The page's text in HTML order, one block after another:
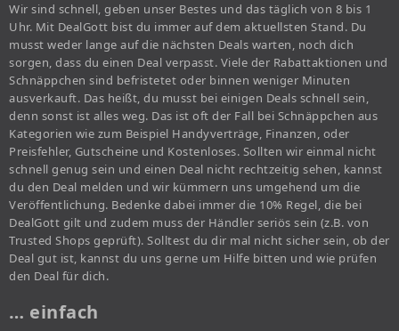
Wir sind schnell, geben unser Bestes und das täglich von 8 bis 1
Uhr. Mit DealGott bist du immer auf dem aktuellsten Stand. Du
musst weder lange auf die nächsten Deals warten, noch dich
sorgen, dass du einen Deal verpasst. Viele der Rabattaktionen und
Schnäppchen sind befristetet oder binnen weniger Minuten
ausverkauft. Das heißt, du musst bei einigen Deals schnell sein,
denn sonst ist alles weg. Das ist oft der Fall bei Schnäppchen aus
Kategorien wie zum Beispiel Handyverträge, Finanzen, oder
Preisfehler, Gutscheine und Kostenloses. Sollten wir einmal nicht
schnell genug sein und einen Deal nicht rechtzeitig sehen, kannst
du den Deal melden und wir kümmern uns umgehend um die
Veröffentlichung. Bedenke dabei immer die 10% Regel, die bei
DealGott gilt und zudem muss der Händler seriös sein (z.B. von
Trusted Shops geprüft). Solltest du dir mal nicht sicher sein, ob der
Deal gut ist, kannst du uns gerne um Hilfe bitten und wie prüfen
den Deal für dich.
… einfach